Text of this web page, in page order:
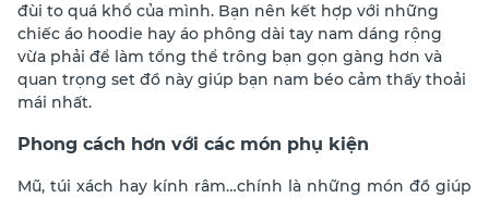
đùi to quá khổ của mình. Bạn nên kết hợp với những
chiếc áo hoodie hay áo phông dài tay nam dáng rộng
vừa phải để làm tổng thể trông bạn gọn gàng hơn và
quan trọng set đồ này giúp bạn nam béo cảm thấy thoải
mái nhất.
Phong cách hơn với các món phụ kiện
Mũ, túi xách hay kính râm…chính là những món đồ giúp